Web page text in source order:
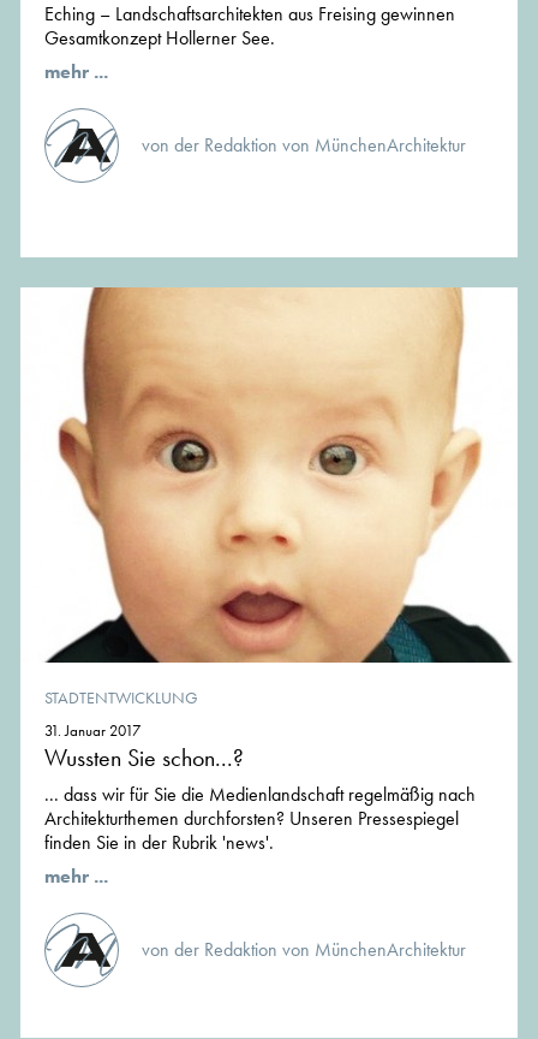
Eching – Landschaftsarchitekten aus Freising gewinnen
Gesamtkonzept Hollerner See.
mehr ...
von der Redaktion von MünchenArchitektur
STADTENTWICKLUNG
31. Januar 2017
Wussten Sie schon...?
... dass wir für Sie die Medienlandschaft regelmäßig nach
Architekturthemen durchforsten? Unseren Pressespiegel
finden Sie in der Rubrik 'news'.
mehr ...
von der Redaktion von MünchenArchitektur